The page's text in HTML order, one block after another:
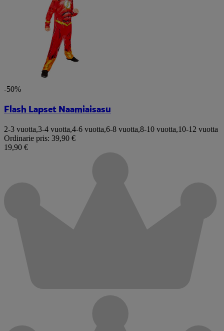
-50%
Flash Lapset Naamiaisasu
2-3 vuotta,3-4 vuotta,4-6 vuotta,6-8 vuotta,8-10 vuotta,10-12 vuotta
Ordinarie pris: 39,90 €
19,90 €